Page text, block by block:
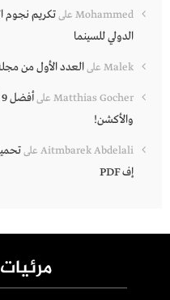
Mohammed علىتكريم نجوم
الدولي للسينما
Malek علىالعدد الأول من
Matthias Gocher على
والأكشن!
Aitmbarek Abdelali على
إف PDF